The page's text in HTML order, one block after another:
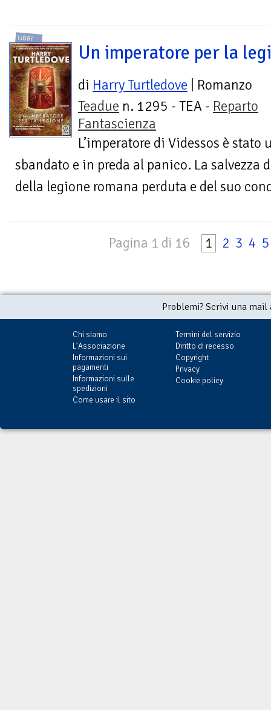
LIBRI
Un imperatore per la
di Harry Turtledove | Romanzo
Teadue n. 1295 - TEA - Reparto
Fantascienza
L’imperatore di Videssos è stato
sbandato e in preda al panico. La salvezza
della legione romana perduta e del suo
Pagina 1 di 16 1 2 3 4 5
Problemi? Scrivi una
Chi siamo
L'Associazione
Informazioni sui
pagamenti
Informazioni sulle
spedizioni
Come usare il sito
Termini del servizio
Diritto di recesso
Copyright
Privacy
Cookie policy